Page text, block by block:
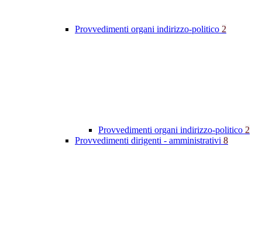
Provvedimenti organi indirizzo-politico 2
Provvedimenti organi indirizzo-politico 2
Provvedimenti dirigenti - amministrativi 8